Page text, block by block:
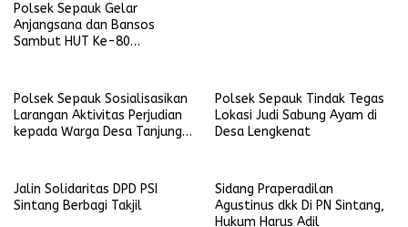
Polsek Sepauk Gelar
Anjangsana dan Bansos
Sambut HUT Ke-80
Polsek Sepauk Sosialisasikan
Larangan Aktivitas Perjudian
kepada Warga Desa Tanjung
Polsek Sepauk Tindak Tegas
Lokasi Judi Sabung Ayam di
Desa Lengkenat
Jalin Solidaritas DPD PSI
Sintang Berbagi Takjil
Sidang Praperadilan
Agustinus dkk Di PN Sintang,
Hukum Harus Adil